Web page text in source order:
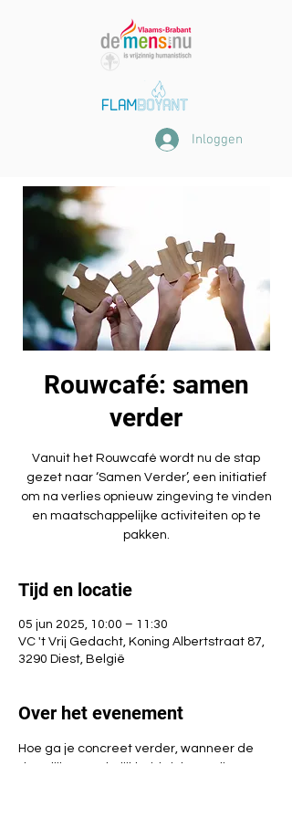
Inloggen
Rouwcafé: samen
verder
Vanuit het Rouwcafé wordt nu de stap
gezet naar ‘Samen Verder’, een initiatief
om na verlies opnieuw zingeving te vinden
en maatschappelijke activiteiten op te
pakken.
Tijd en locatie
05 jun 2025, 10:00 – 11:30
VC 't Vrij Gedacht, Koning Albertstraat 87,
3290 Diest, België
Over het evenement
Hoe ga je concreet verder, wanneer de